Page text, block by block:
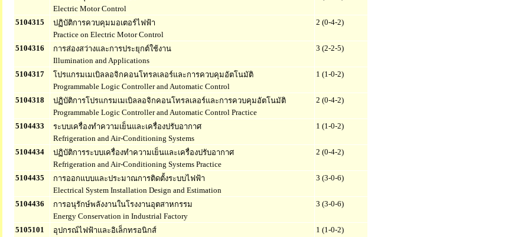
Electric Motor Control
5104315
ปฏิบัติการควบคุมมอเตอร์ไฟฟ้า
Practice on Electric Motor Control
2 (0-4-2)
5104316
การส่องสว่างและการประยุกต์ใช้งาน
Illumination and Applications
3 (2-2-5)
5104317
โปรแกรมเมเบิลลอจิกคอนโทรลเลอร์และการควบคุมอัตโนมัติ
Programmable Logic Controller and Automatic Control
1 (1-0-2)
5104318
ปฏิบัติการโปรแกรมเมเบิลลอจิกคอนโทรลเลอร์และการควบคุมอัตโนมัติ
Programmable Logic Controller and Automatic Control Practice
2 (0-4-2)
5104433
ระบบเครื่องทำความเย็นและเครื่องปรับอากาศ
Refrigeration and Air-Conditioning Systems
1 (1-0-2)
5104434
ปฏิบัติการระบบเครื่องทำความเย็นและเครื่องปรับอากาศ
Refrigeration and Air-Conditioning Systems Practice
2 (0-4-2)
5104435
การออกแบบและประมาณการติดตั้งระบบไฟฟ้า
Electrical System Installation Design and Estimation
3 (3-0-6)
5104436
การอนุรักษ์พลังงานในโรงงานอุตสาหกรรม
Energy Conservation in Industrial Factory
3 (3-0-6)
5105101
อุปกรณ์ไฟฟ้าและอิเล็กทรอนิกส์
1 (1-0-2)